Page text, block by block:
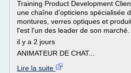
Training Product Development
une chaîne d'opticiens spécialisée
montures, verres optiques et
l'est l'un des leader de son marché.
il y a 2 jours
ANIMATEUR DE CHAT...
Lire la suite